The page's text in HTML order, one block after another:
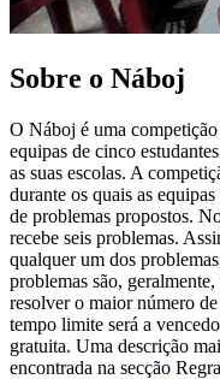
Sobre o Náboj
O Náboj é uma
equipas de cinco
as suas escolas. A
durante os quais as
de problemas propostos.
recebe seis problemas.
qualquer um dos
problemas são,
resolver o maior número
tempo limite será a
gratuita. Uma descrição
encontrada na secção